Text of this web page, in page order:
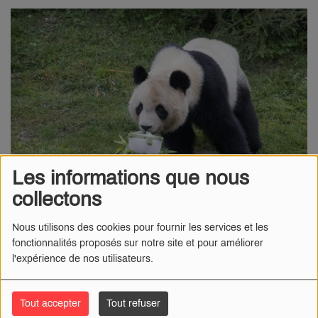
Les informations que nous
collectons
Nous utilisons des cookies pour fournir les services et les
fonctionnalités proposés sur notre site et pour améliorer
l'expérience de nos utilisateurs.
Tout accepter Tout refuser
04 MAI 2023
Radio Numéro 1- Bye Bye Yuan !
Yuan Meng, qui est maintenant un jeune adulte, va
rejoindre la Chine le 4 juillet. Destination le Centre de